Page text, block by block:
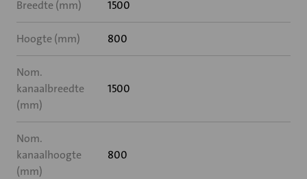
Breedte (mm) 1500
Hoogte (mm) 800
Nom.
kanaalbreedte
(mm)
1500
Nom.
kanaalhoogte
(mm)
800